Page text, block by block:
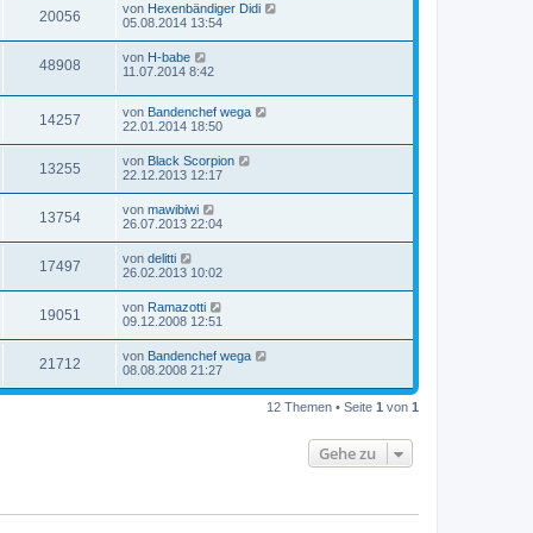
20056 von Hexenbändiger Didi
05.08.2014 13:54
48908 von H-babe
11.07.2014 8:42
14257 von Bandenchef wega
22.01.2014 18:50
13255 von Black Scorpion
22.12.2013 12:17
13754 von mawibiwi
26.07.2013 22:04
17497 von delitti
26.02.2013 10:02
19051 von Ramazotti
09.12.2008 12:51
21712 von Bandenchef wega
08.08.2008 21:27
12 Themen • Seite 1 von 1
Gehe zu